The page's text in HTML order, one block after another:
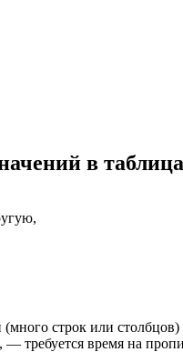
в
строк или столбцов)
требуется время на